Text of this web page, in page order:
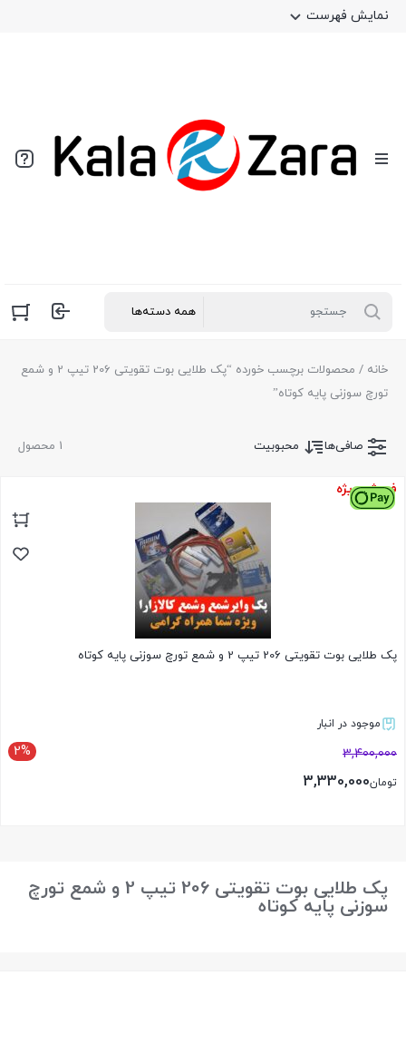
نمایش فهرست
خانه
/ محصولات برچسب خورده “پک طلایی بوت تقویتی 206 تیپ 2 و شمع
تورچ سوزنی پایه کوتاه”
1 محصول صافی‌ها محبوبیت
فروش ویژه
پک طلایی بوت تقویتی 206 تیپ 2 و شمع تورچ سوزنی پایه کوتاه
موجود در انبار
2% 3,400,000
تومان3,330,000
پک طلایی بوت تقویتی 206 تیپ 2 و شمع تورچ
سوزنی پایه کوتاه